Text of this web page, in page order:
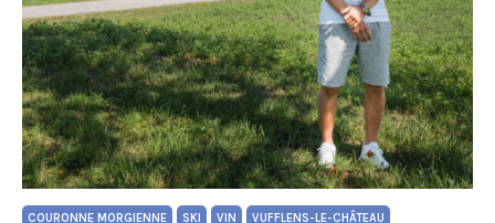
COURONNE MORGIENNE SKI VIN VUFFLENS-LE-CHÂTEAU